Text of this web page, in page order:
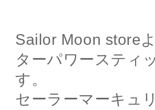
Sailor Moon store
ターパワースティ
す。
セーラーマーキュ